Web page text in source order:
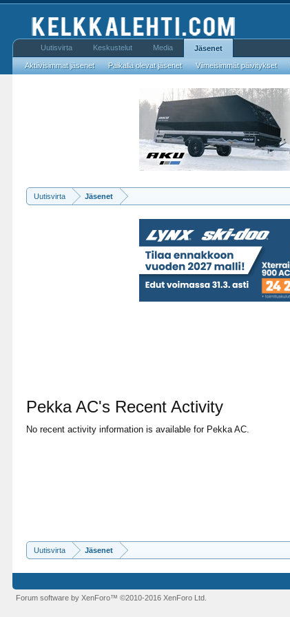
Uutisvirta Jäsenet
Pekka AC's Recent Activity
No recent activity information is available for Pekka AC.
Uutisvirta Jäsenet
Uutisvirta Keskustelut Media Jäsenet
Aktiivisimmat jäsenet Paikalla olevat jäsenet Viimeisimmät päivitykset
Forum software by XenForo™©2010-2016 XenForo Ltd.